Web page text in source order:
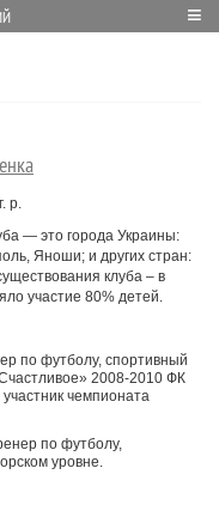
≡
р.
― это города Украины:
Яноши; и других стран:
клуба – в
участие 80% детей.
по футболу, спортивный
2008-2010 ФК
чемпионата
по футболу,
уровне.